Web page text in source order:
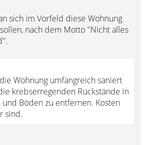
sich im Vorfeld diese Wohnung
nach dem Motto "Nicht alles
Wohnung umfangreich saniert
krebserregenden Rückstände in
Böden zu entfernen. Kosten
sind.